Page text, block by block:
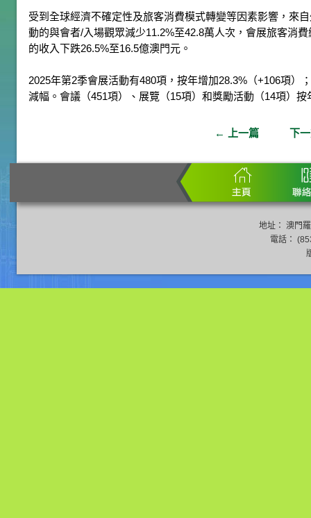
受到全球經濟不確定性及旅客消費模式轉變等因素影響，來
動的與會者/入場觀眾減少11.2%至42.8萬人次，會展旅客消
的收入下跌26.5%至16.5億澳門元。
2025年第2季會展活動有480項，按年增加28.3%（+106項）
減幅。會議（451項）、展覽（15項）和獎勵活動（14項）
← 上一篇 下
地址： 澳門
電話：